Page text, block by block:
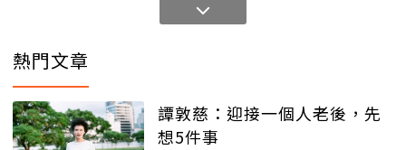
熱門文章
譚敦慈：迎接一個人老後，先
想5件事